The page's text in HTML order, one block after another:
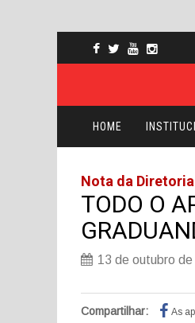
HOME
Nota da
TODO O
13 de outubro de
Compartilhar: As